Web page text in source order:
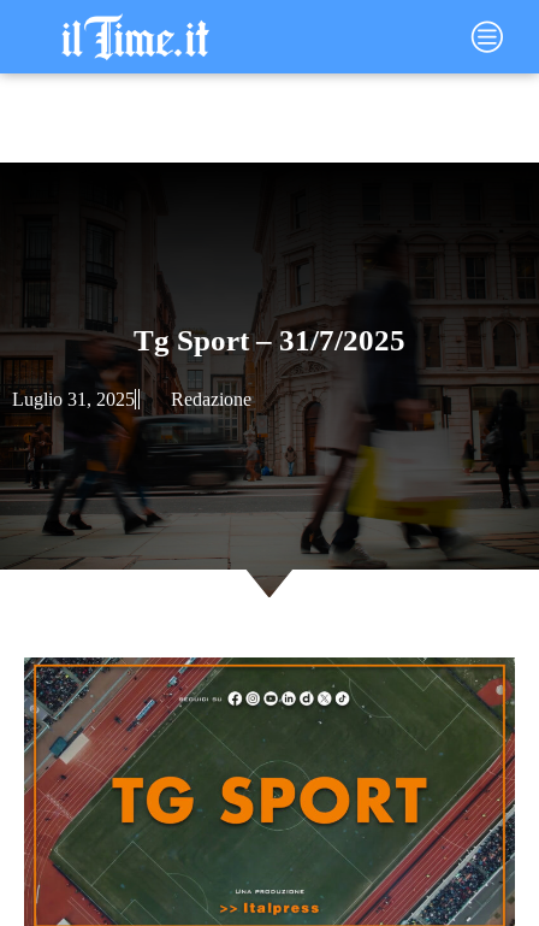
contenuto
Main
Menu
Tg Sport – 31/7/2025
Luglio 31, 2025 Redazione